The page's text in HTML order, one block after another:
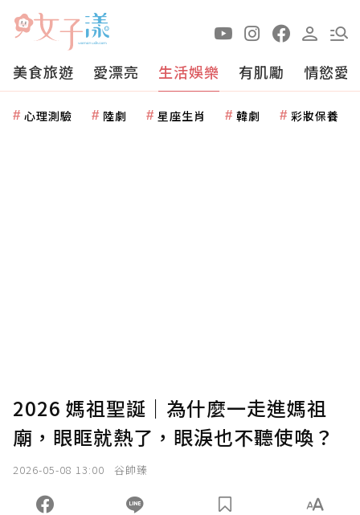
美食旅遊 愛漂亮 生活娛樂 有肌勵 情慾愛
心理測驗 陸劇 星座生肖 韓劇 彩妝保養
2026 媽祖聖誕｜為什麼一走進媽祖
廟，眼眶就熱了，眼淚也不聽使喚？
2026-05-08 13:00 谷帥臻